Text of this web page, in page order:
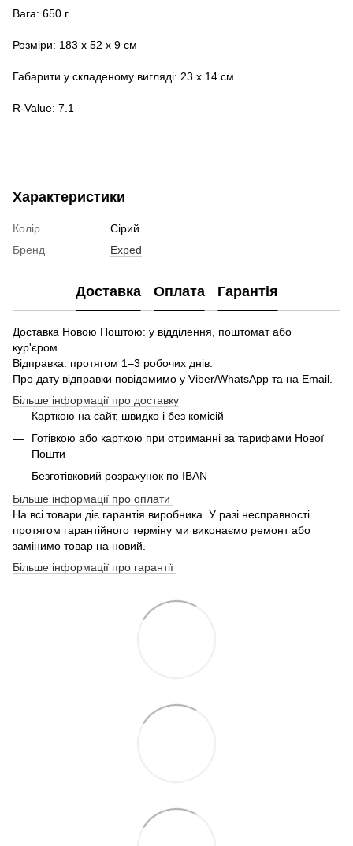
Вага: 650 г
Розміри: 183 x 52 х 9 cм
Габарити у складеному вигляді: 23 x 14 см
R-Value: 7.1
Характеристики
Колір
Сірий
Бренд
Exped
Доставка Оплата Гарантія
Доставка Новою Поштою: у відділення, поштомат або
кур'єром.
Відправка: протягом 1–3 робочих днів.
Про дату відправки повідомимо у Viber/WhatsApp та на Email.
Більше інформації про доставку
Карткою на сайт, швидко і без комісій
Готівкою або карткою при отриманні за тарифами Нової
Пошти
Безготівковий розрахунок по IBAN
Більше інформації про оплати
На всі товари діє гарантія виробника. У разі несправності
протягом гарантійного терміну ми виконаємо ремонт або
замінимо товар на новий.
Більше інформації про гарантії